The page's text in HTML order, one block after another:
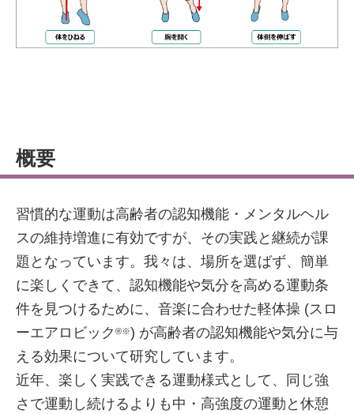
概要
習慣的な運動は高齢者の認知機能・メンタルヘル
スの維持増進に有効ですが、その実践と継続が課
題となっています。我々は、場所を選ばず、簡単
に楽しくできて、認知機能や気分を高める運動条
件を見つけるために、音楽に合わせた軽体操 (スロ
ーエアロビック ®※) が高齢者の認知機能や気分に与
える効果について研究しています。
近年、楽しく実践できる運動様式として、同じ強
さで運動し続けるよりも中・高強度の運動と休憩